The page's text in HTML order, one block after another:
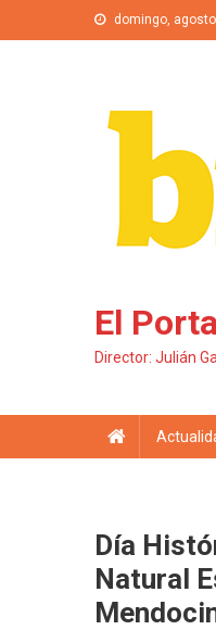
Saltar al contenidodomingo,
El
Director: Julián
Día
Natural